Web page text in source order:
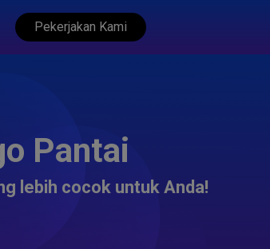
Pekerjakan Kami
Pantai
lebih cocok untuk Anda!